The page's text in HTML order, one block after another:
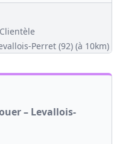
Perret (92) (à 10km)
– Levallois-